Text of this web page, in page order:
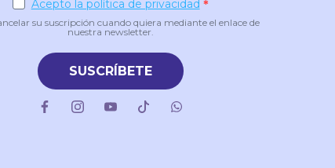
Acepto la política de privacidad
su suscripción cuando quiera mediante el enlace de
nuestra newsletter.
SUSCRÍBETE